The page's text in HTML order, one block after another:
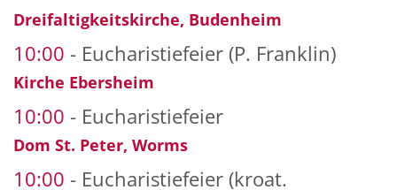
Dreifaltigkeitskirche, Budenheim
10:00 Eucharistiefeier (P. Franklin)
Kirche Ebersheim
10:00 Eucharistiefeier
Dom St. Peter, Worms
10:00 Eucharistiefeier (kroat.